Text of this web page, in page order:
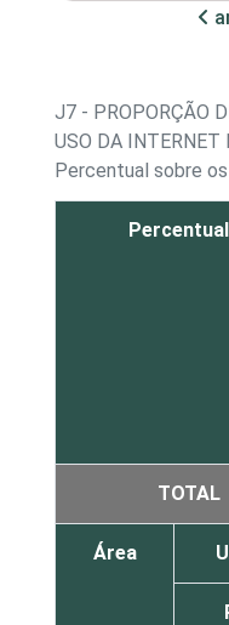
J7 - PROPORÇÃO
USO DA INTERNET
Percentual sobre
TOTAL
Área